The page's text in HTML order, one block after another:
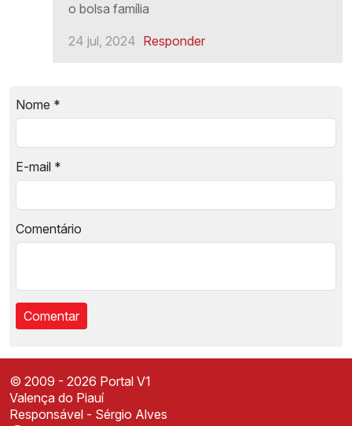
o bolsa família
24 jul, 2024 Responder
Nome *
E-mail *
Comentário
© 2009 - 2026 Portal V1
Valença do Piauí
Responsável - Sérgio Alves